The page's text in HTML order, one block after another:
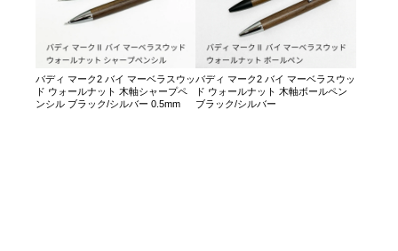
バディ マーク2 バイ マーベラスウッ
ド ウォールナット 木軸シャープペ
ンシル ブラック/シルバー 0.5mm
バディ マーク2 バイ マーベラスウッ
ド ウォールナット 木軸ボールペン
ブラック/シルバー